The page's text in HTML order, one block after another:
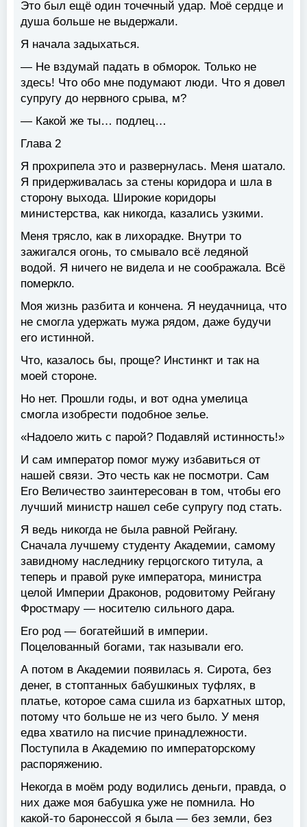
Это был ещё один точечный удар. Моё сердце и
душа больше не выдержали.
Я начала задыхаться.
— Не вздумай падать в обморок. Только не
здесь! Что обо мне подумают люди. Что я довел
супругу до нервного срыва, м?
— Какой же ты… подлец…
Глава 2
Я прохрипела это и развернулась. Меня шатало.
Я придерживалась за стены коридора и шла в
сторону выхода. Широкие коридоры
министерства, как никогда, казались узкими.
Меня трясло, как в лихорадке. Внутри то
зажигался огонь, то смывало всё ледяной
водой. Я ничего не видела и не соображала. Всё
померкло.
Моя жизнь разбита и кончена. Я неудачница, что
не смогла удержать мужа рядом, даже будучи
его истинной.
Что, казалось бы, проще? Инстинкт и так на
моей стороне.
Но нет. Прошли годы, и вот одна умелица
смогла изобрести подобное зелье.
«Надоело жить с парой? Подавляй истинность!»
И сам император помог мужу избавиться от
нашей связи. Это честь как не посмотри. Сам
Его Величество заинтересован в том, чтобы его
лучший министр нашел себе супругу под стать.
Я ведь никогда не была равной Рейгану.
Сначала лучшему студенту Академии, самому
завидному наследнику герцогского титула, а
теперь и правой руке императора, министра
целой Империи Драконов, родовитому Рейгану
Фростмару — носителю сильного дара.
Его род — богатейший в империи.
Поцелованный богами, так называли его.
А потом в Академии появилась я. Сирота, без
денег, в стоптанных бабушкиных туфлях, в
платье, которое сама сшила из бархатных штор,
потому что больше не из чего было. У меня
едва хватило на писчие принадлежности.
Поступила в Академию по императорскому
распоряжению.
Некогда в моём роду водились деньги, правда, о
них даже моя бабушка уже не помнила. Но
какой-то баронессой я была — без земли, без